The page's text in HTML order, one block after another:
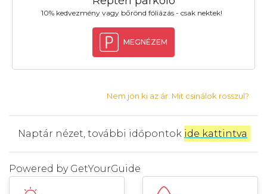
10% kedvezmény vagy bőrönd fóliázás - csak nektek!
MEGNÉZEM
Nem jön ki az ár. Mit csinálok rosszul?
Naptár nézet, további időpontok ide kattintva
Powered by GetYourGuide